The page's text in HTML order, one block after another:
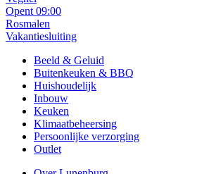
Opent 09:00
Rosmalen
Vakantiesluiting
Beeld & Geluid
Buitenkeuken & BBQ
Huishoudelijk
Inbouw
Keuken
Klimaatbeheersing
Persoonlijke verzorging
Outlet